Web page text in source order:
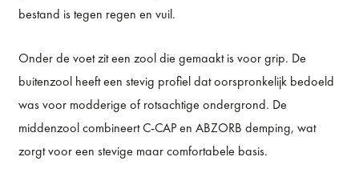
bestand is tegen regen en vuil.
Onder de voet zit een zool die gemaakt is voor grip. De
buitenzool heeft een stevig profiel dat oorspronkelijk bedoeld
was voor modderige of rotsachtige ondergrond. De
middenzool combineert C-CAP en ABZORB demping, wat
zorgt voor een stevige maar comfortabele basis.